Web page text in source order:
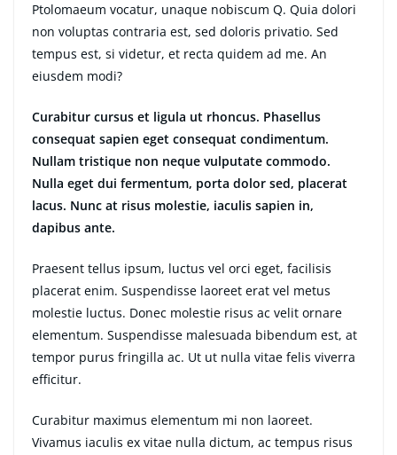
Ptolomaeum vocatur, unaque nobiscum Q. Quia dolori
non voluptas contraria est, sed doloris privatio. Sed
tempus est, si videtur, et recta quidem ad me. An
eiusdem modi?
Curabitur cursus et ligula ut rhoncus. Phasellus
consequat sapien eget consequat condimentum.
Nullam tristique non neque vulputate commodo.
Nulla eget dui fermentum, porta dolor sed, placerat
lacus. Nunc at risus molestie, iaculis sapien in,
dapibus ante.
Praesent tellus ipsum, luctus vel orci eget, facilisis
placerat enim. Suspendisse laoreet erat vel metus
molestie luctus. Donec molestie risus ac velit ornare
elementum. Suspendisse malesuada bibendum est, at
tempor purus fringilla ac. Ut ut nulla vitae felis viverra
efficitur.
Curabitur maximus elementum mi non laoreet.
Vivamus iaculis ex vitae nulla dictum, ac tempus risus